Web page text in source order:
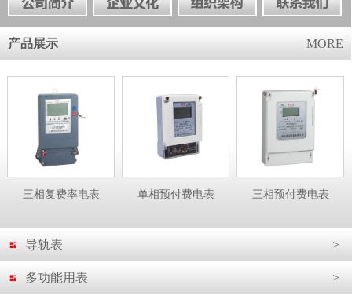
产品展示 MORE
三相复费率电表 单相预付费电表 三相预付费电表
导轨表 >
多功能用表 >